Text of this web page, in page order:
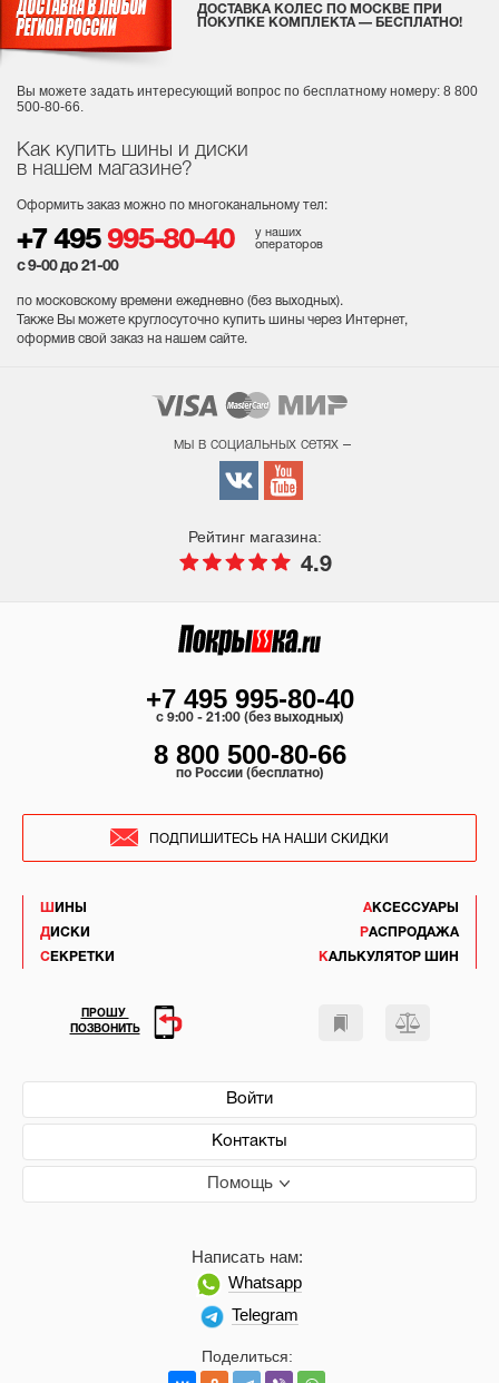
Как купить шины и диски
в нашем магазине?
Оформить заказ можно по многоканальному тел:
+7 495 995-80-40
у наших
операторов
с 9-00 до 21-00
по московскому времени ежедневно (без выходных).
Также Вы можете круглосуточно купить шины через Интернет,
оформив свой заказ на нашем сайте.
ДОСТАВКА КОЛЕС ПО МОСКВЕ ПРИ
ПОКУПКЕ КОМПЛЕКТА — БЕСПЛАТНО!
Вы можете задать интересующий вопрос по бесплатному номеру: 8 800
500-80-66.
мы в социальных сетях –
Рейтинг магазина:
4.9
ШИНЫ
ДИСКИ
СЕКРЕТКИ
АКСЕССУАРЫ
РАСПРОДАЖА
КАЛЬКУЛЯТОР ШИН
Войти
Контакты
Помощь
Поделиться:
Написать нам:
Whatsapp
Telegram
+7 495 995-80-40
c 9:00 - 21:00 (без выходных)
8 800 500-80-66
по России (бесплатно)
ПОДПИШИТЕСЬ НА НАШИ СКИДКИ
ПРОШУ
ПОЗВОНИТЬ